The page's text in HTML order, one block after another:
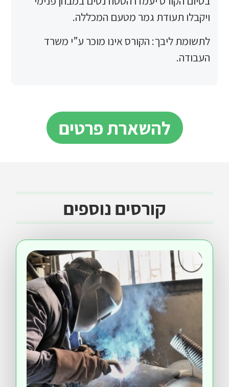
גמר מטעם המכללה.
: הקורס אינו מוכר ע”י משרד
להשארת פרטים
קורסים נוספים